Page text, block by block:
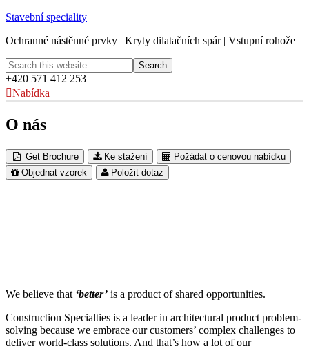
Stavební speciality
Ochranné nástěnné prvky | Kryty dilatačních spár | Vstupní rohože
+420 571 412 253
Nabídka
O nás
Get Brochure Ke stažení
Požádat o cenovou nabídku
Objednat vzorek
Položit dotaz
We believe that ‘better’ is a product of shared opportunities.
Construction Specialties is a leader in architectural product problem-
solving because we embrace our customers’ complex challenges to
deliver world-class solutions. And that’s how a lot of our